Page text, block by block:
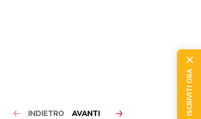
INDIETRO AVANTI ISCRIVITI ORA